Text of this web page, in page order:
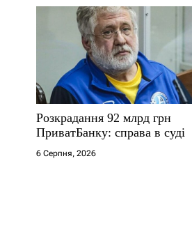
Розкрадання 92 млрд грн
ПриватБанку: справа в суді
6 Серпня, 2026